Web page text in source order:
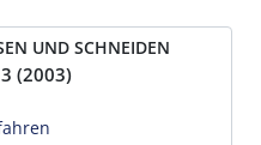
UND SCHNEIDEN
(2003)